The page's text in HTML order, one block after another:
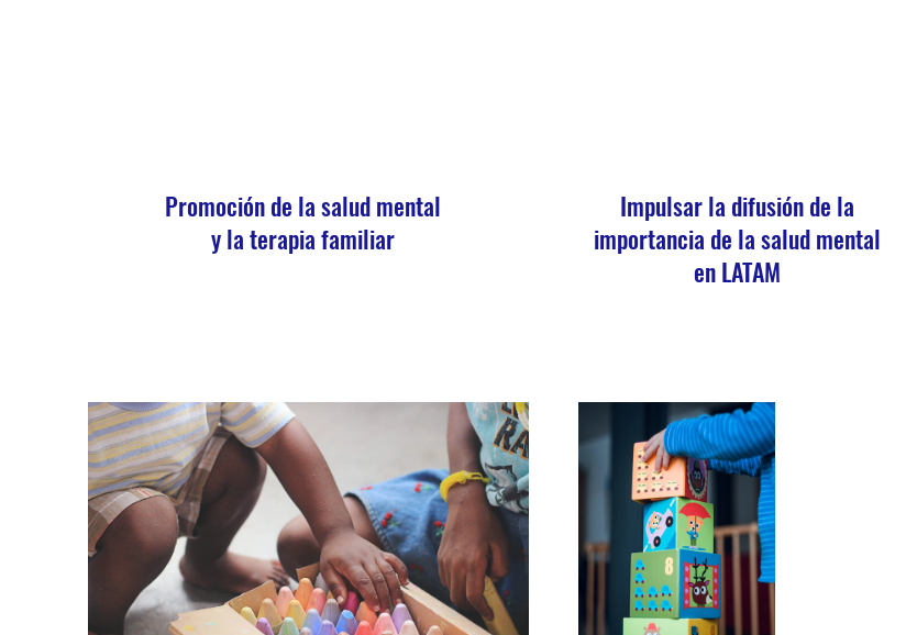
Promoción de la salud mental
y la terapia familiar
Impulsar la difusión de la
importancia de la salud mental
en LATAM